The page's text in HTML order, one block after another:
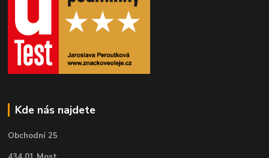
Kde nás najdete
Obchodní 25